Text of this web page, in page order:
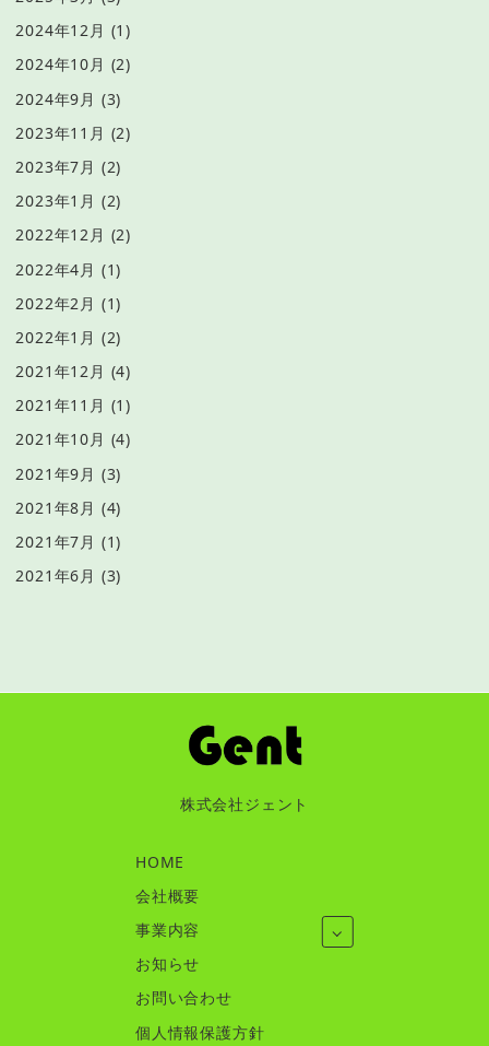
2024年12月 (1)
2024年10月 (2)
2024年9月 (3)
2023年11月 (2)
2023年7月 (2)
2023年1月 (2)
2022年12月 (2)
2022年4月 (1)
2022年2月 (1)
2022年1月 (2)
2021年12月 (4)
2021年11月 (1)
2021年10月 (4)
2021年9月 (3)
2021年8月 (4)
2021年7月 (1)
2021年6月 (3)
株式会社ジェント
HOME
会社概要
事業内容
お知らせ
お問い合わせ
個人情報保護方針